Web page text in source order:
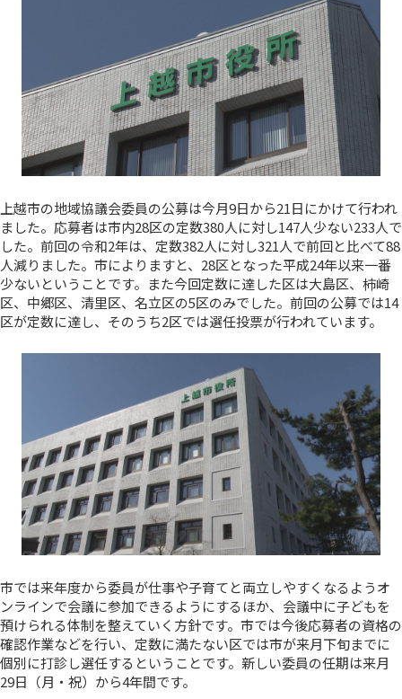
上越市の地域協議会委員の公募は今月9日から21日にかけて行われ
ました。応募者は市内28区の定数380人に対し147人少ない233人で
した。前回の令和2年は、定数382人に対し321人で前回と比べて88
人減りました。市によりますと、28区となった平成24年以来一番
少ないということです。また今回定数に達した区は大島区、柿崎
区、中郷区、清里区、名立区の5区のみでした。前回の公募では14
区が定数に達し、そのうち2区では選任投票が行われています。
市では来年度から委員が仕事や子育てと両立しやすくなるようオ
ンラインで会議に参加できるようにするほか、会議中に子どもを
預けられる体制を整えていく方針です。市では今後応募者の資格の
確認作業などを行い、定数に満たない区では市が来月下旬までに
個別に打診し選任するということです。新しい委員の任期は来月
29日（月・祝）から4年間です。